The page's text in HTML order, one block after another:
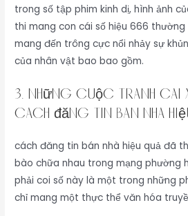
trong số tập phim kinh dị, hình ảnh
thi mang con cái số hiệu 666 thường
mang đến trông cực nổi nhảy sự
của nhân vật bao bao gồm.
3. Những Cuộc Tranh Cãi
cách đăng tin bán nhà
cách đăng tin bán nhà hiệu quả đã
bào chữa nhau trong mạng phường
phải coi số này là một trong những
chỉ mang một thực thể văn hóa